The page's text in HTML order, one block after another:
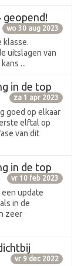
geopend!
wo 30 aug 2023
klasse.
uitslagen van
...
in de top
za 1 apr 2023
goed op elkaar
elftal op
van dit
in de top
vr 10 feb 2023
update
in de
zeer
vr 9 dec 2022